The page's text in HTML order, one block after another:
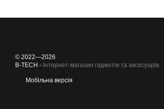
© 2022—2026
B-TECH - Інтернет-магазин гаджетів та аксесуарів
Мобільна версія